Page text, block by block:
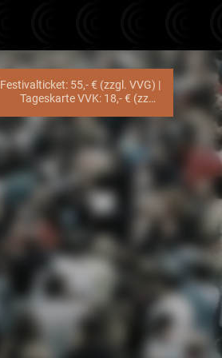
Festivalticket: 55,- € (zzgl. VVG) |
Tageskarte VVK: 18,- € (zzgl.